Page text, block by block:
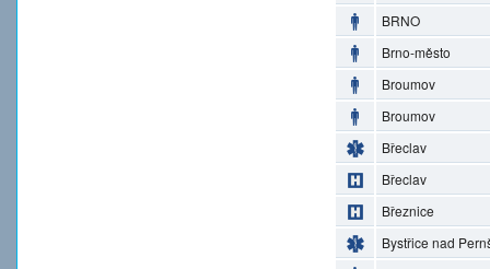
BRNO
Brno-město
Broumov
Broumov
Břeclav
Břeclav
Březnice
Bystřice nad